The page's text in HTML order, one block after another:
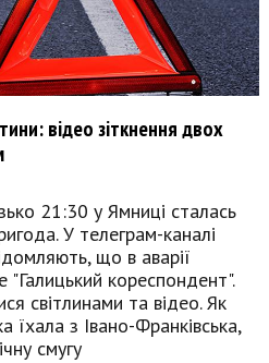
відео зіткнення двох
21:30 у Ямниці сталась
У телеграм-каналі
що в аварії
кореспондент".
світлинами та відео. Як
їхала з Івано-Франківська,
смугу